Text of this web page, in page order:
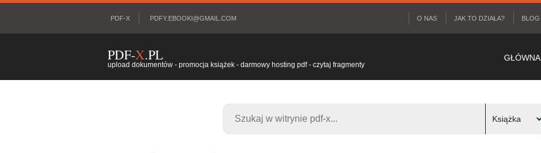
PDF-X PDFY.EBOOKI@GMAIL.COM O NAS JAK TO DZIAŁA? BLOG
PDF-X.PL
upload dokumentów - promocja książek - darmowy hosting pdf - czytaj fragmenty
GŁÓWNA